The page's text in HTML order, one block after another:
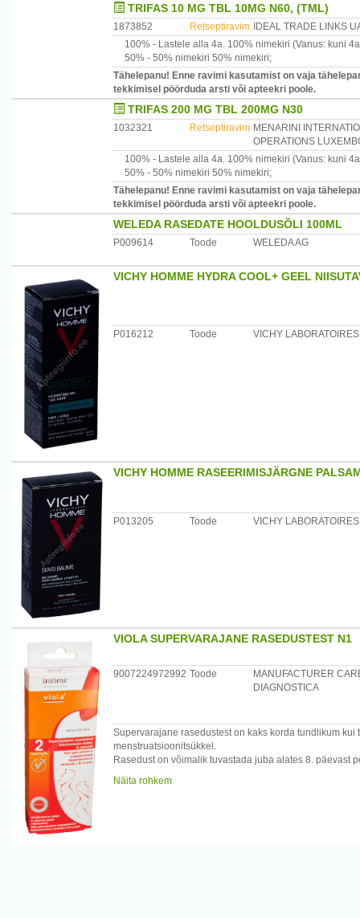
TRIFAS 10 MG TBL 10MG N60, (TML)
1873852 Retseptiravim
IDEAL TRADE LINKS
100% - Lastele alla 4a. 100% nimekiri (Vanus: kuni
50% - 50% nimekiri 50% nimekiri;
Tähelepanu! Enne ravimi kasutamist on vaja
tekkimisel pöörduda arsti või apteekri poole.
TRIFAS 200 MG TBL 200MG N30
1032321 Retseptiravim MENARINI
OPERATIONS
100% - Lastele alla 4a. 100% nimekiri (Vanus: kuni
50% - 50% nimekiri 50% nimekiri;
Tähelepanu! Enne ravimi kasutamist on vaja
tekkimisel pöörduda arsti või apteekri poole.
WELEDA RASEDATE HOOLDUSÕLI 100ML
P009614 Toode WELEDA AG
VICHY HOMME HYDRA COOL+ GEEL
P016212 Toode VICHY LABORATOIRES
VICHY HOMME RASEERIMISJÄRGNE
P013205 Toode VICHY LABORATOIRES
VIOLA SUPERVARAJANE RASEDUSTEST N1
9007224972992 Toode
MANUFACTURER
DIAGNOSTICA
Supervarajane rasedustest on kaks korda tundlikum
menstruatsioonitsükkel.
Rasedust on võimalik tuvastada juba alates 8. päevast
kõrgem. Esmase hommikuse uriiniga tehtav test annab
Näita rohkem